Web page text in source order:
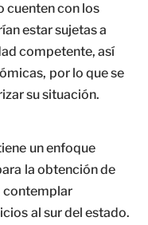
cuenten con los
estar sujetas a
competente, así
por lo que se
su situación.
un enfoque
la obtención de
contemplar
al sur del estado.